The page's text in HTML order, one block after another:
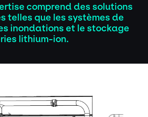
comprend des solutions
telles que les systèmes de
inondations et le stockage
lithium-ion.